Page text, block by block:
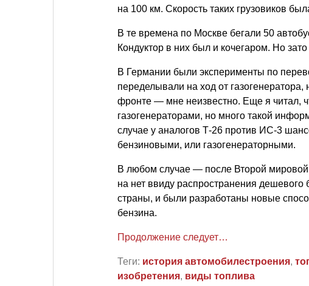
на 100 км. Скорость таких грузовиков
В те времена по Москве бегали 50
Кондуктор в них был и кочегаром. Но
В Германии были эксперименты по
переделывали на ход от
фронте — мне неизвестно. Еще я читал,
газогенераторами, но много такой
случае у аналогов Т-26 против ИС-3
бензиновыми, или газогенераторными.
В любом случае — после Второй
на нет ввиду распространения
страны, и были разработаны новые
бензина.
Продолжение следует…
Теги: история автомобилестроения,
изобретения, виды топлива